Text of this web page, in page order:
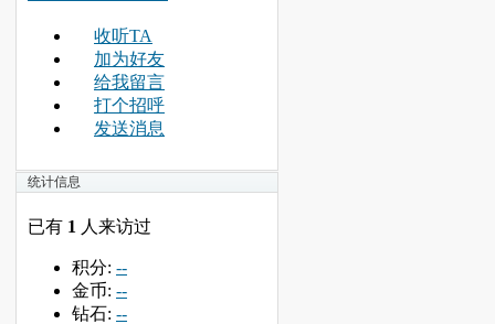
收听TA
加为好友
给我留言
打个招呼
发送消息
统计信息
已有 1 人来访过
积分: --
金币: --
钻石: --